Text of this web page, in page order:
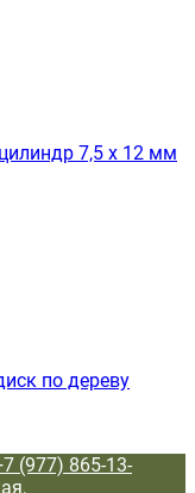
7,5 х 12 мм
по дереву
(977) 865-13-